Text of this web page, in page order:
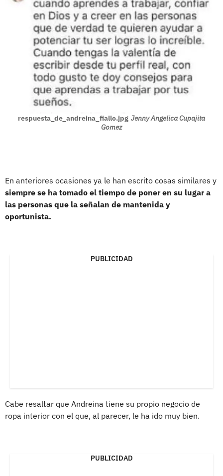
respuesta_de_andreina_fiallo.jpg Jenny Angelica Cupajita
Gomez
En anteriores ocasiones ya le han escrito cosas similares y
siempre se ha tomado el tiempo de poner en su lugar a
las personas que la señalan de mantenida y
oportunista.
PUBLICIDAD
Cabe resaltar que Andreina tiene su propio negocio de
ropa interior con el que, al parecer, le ha ido muy bien.
PUBLICIDAD